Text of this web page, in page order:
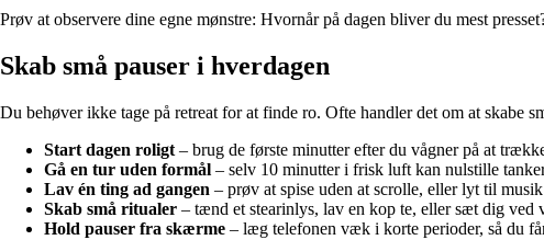
Prøv at observere dine egne mønstre: Hvornår på dagen bliver du mest
Skab små pauser i hverdagen
Du behøver ikke tage på retreat for at finde ro. Ofte handler det om at skabe
Start dagen roligt – brug de første minutter efter du vågner på at
Gå en tur uden formål – selv 10 minutter i frisk luft kan nulstille
Lav én ting ad gangen – prøv at spise uden at scrolle, eller lyt til
Skab små ritualer – tænd et stearinlys, lav en kop te, eller sæt dig ved
Hold pauser fra skærme – læg telefonen væk i korte perioder, så du